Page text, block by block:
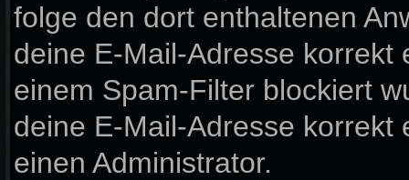
folge den dort enthaltenen
deine E-Mail-Adresse
einem Spam-Filter blockiert
deine E-Mail-Adresse
einen Administrator.